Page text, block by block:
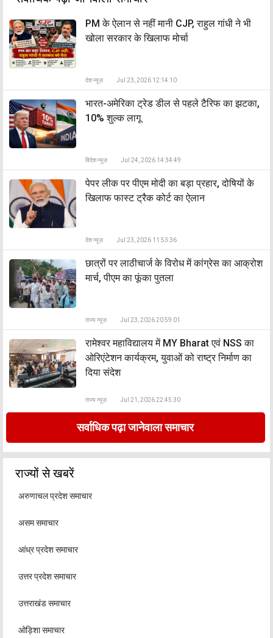
PM के ऐलान से नहीं मानी CJP, राहुल गांधी ने भी
खोला सरकार के खिलाफ मोर्चा
देश न्यूज़ Jul 23, 2026 12:14:10
भारत-अमेरिका ट्रेड डील से पहले टैरिफ का झटका,
10% शुल्क लागू
विदेश न्यूज़ Jul 24, 2026 14:34:49
पेपर लीक पर पीएम मोदी का बड़ा प्रहार, दोषियों के
खिलाफ फास्ट ट्रैक कोर्ट का ऐलान
देश न्यूज़ Jul 23, 2026 11:53:36
छात्रों पर लाठीचार्ज के विरोध में कांग्रेस का आक्रोश
मार्च, पीएम का फूंका पुतला
राज्य न्यूज़ Jul 23, 2026 20:59:01
रामेश्वर महाविद्यालय में MY Bharat एवं NSS का
ओरिएंटेशन कार्यक्रम, युवाओं को राष्ट्र निर्माण का
दिया संदेश
राज्य न्यूज़ Jul 21, 2026 22:45:30
सर्वाधिक पढ़ा जानेवाला समाचार
राज्यों से खबरें
अरुणाचल प्रदेश समाचार
असम समाचार
आंध्र प्रदेश समाचार
उत्तर प्रदेश समाचार
उत्तराखंड समाचार
ओड़िशा समाचार